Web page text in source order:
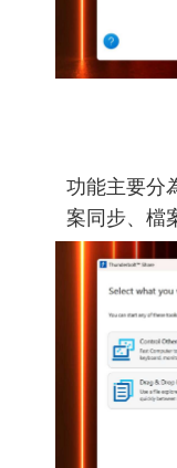
功能主要分
案同步、檔